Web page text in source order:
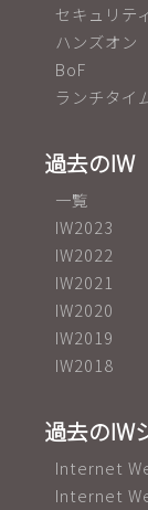
セキュリティ
ハンズオン
BoF
ランチタイ
過去のIW
一覧
IW2023
IW2022
IW2021
IW2020
IW2019
IW2018
過去のIW
Internet
Internet